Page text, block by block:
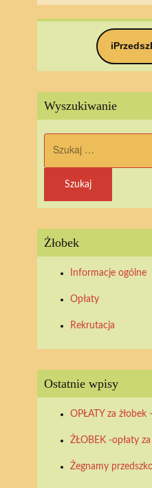
Wyszukiwanie
Żłobek
Informacje ogólne
Opłaty
Rekrutacja
Ostatnie wpisy
OPŁATY za
ŻŁOBEK -opłaty
Żegnamy